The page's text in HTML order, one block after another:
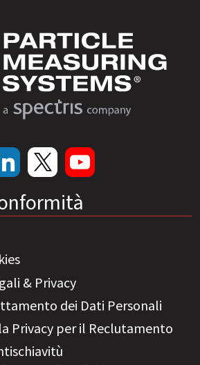
& Privacy
dei Dati Personali
Privacy per il Reclutamento